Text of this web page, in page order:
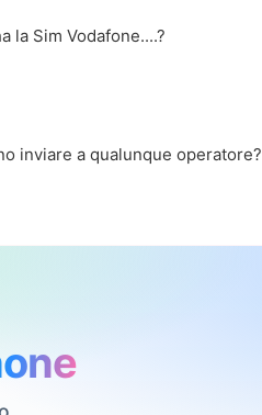
la Sim Vodafone....?
inviare a qualunque operatore?